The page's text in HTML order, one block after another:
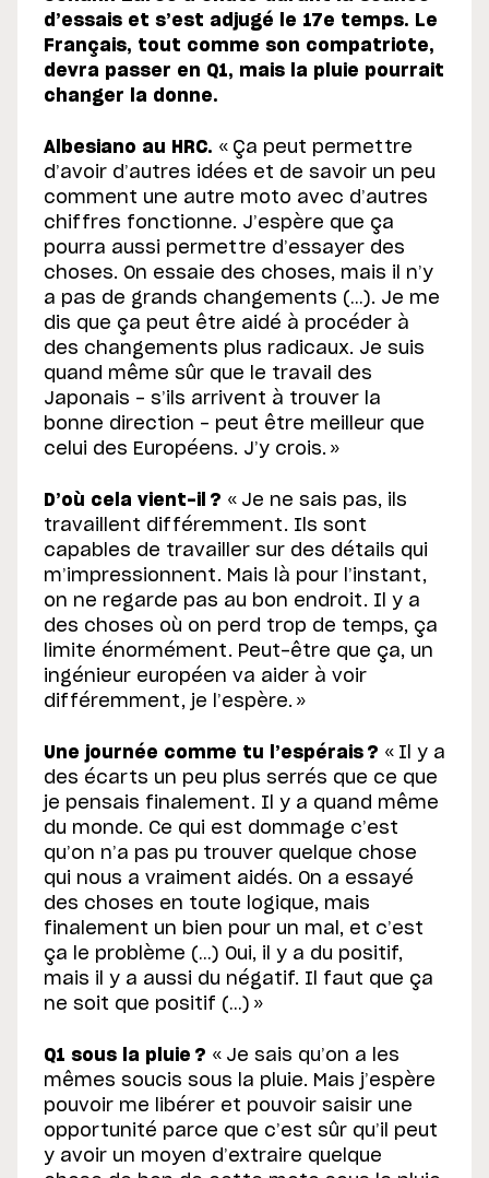
d’essais et s’est adjugé le 17e temps. Le
Français, tout comme son compatriote,
devra passer en Q1, mais la pluie pourrait
changer la donne.
Albesiano au HRC. « Ça peut permettre
d’avoir d’autres idées et de savoir un peu
comment une autre moto avec d’autres
chiffres fonctionne. J’espère que ça
pourra aussi permettre d’essayer des
choses. On essaie des choses, mais il n’y
a pas de grands changements (…). Je me
dis que ça peut être aidé à procéder à
des changements plus radicaux. Je suis
quand même sûr que le travail des
Japonais - s’ils arrivent à trouver la
bonne direction - peut être meilleur que
celui des Européens. J’y crois. »
D’où cela vient-il ? « Je ne sais pas, ils
travaillent différemment. Ils sont
capables de travailler sur des détails qui
m’impressionnent. Mais là pour l’instant,
on ne regarde pas au bon endroit. Il y a
des choses où on perd trop de temps, ça
limite énormément. Peut-être que ça, un
ingénieur européen va aider à voir
différemment, je l’espère. »
Une journée comme tu l’espérais ? « Il y a
des écarts un peu plus serrés que ce que
je pensais finalement. Il y a quand même
du monde. Ce qui est dommage c’est
qu’on n’a pas pu trouver quelque chose
qui nous a vraiment aidés. On a essayé
des choses en toute logique, mais
finalement un bien pour un mal, et c’est
ça le problème (…) Oui, il y a du positif,
mais il y a aussi du négatif. Il faut que ça
ne soit que positif (…) »
Q1 sous la pluie ? « Je sais qu’on a les
mêmes soucis sous la pluie. Mais j’espère
pouvoir me libérer et pouvoir saisir une
opportunité parce que c’est sûr qu’il peut
y avoir un moyen d’extraire quelque